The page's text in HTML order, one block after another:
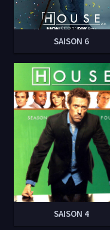
SAISON 6
SAISON 4